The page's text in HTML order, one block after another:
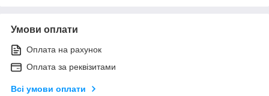
Умови оплати
Оплата на рахунок
Оплата за реквізитами
Всі умови оплати